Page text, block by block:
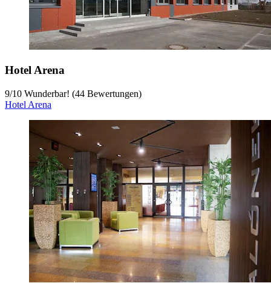
Hotel Arena
9/10 Wunderbar! (44 Bewertungen)
Hotel Arena